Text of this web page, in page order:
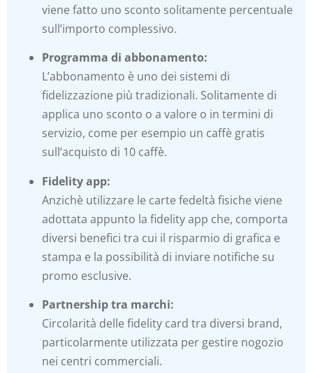
viene fatto uno sconto solitamente percentuale
sull’importo complessivo.
Programma di abbonamento:
L’abbonamento è uno dei sistemi di
fidelizzazione più tradizionali. Solitamente di
applica uno sconto o a valore o in termini di
servizio, come per esempio un caffè gratis
sull’acquisto di 10 caffè.
Fidelity app:
Anzichè utilizzare le carte fedeltà fisiche viene
adottata appunto la fidelity app che, comporta
diversi benefici tra cui il risparmio di grafica e
stampa e la possibilità di inviare notifiche su
promo esclusive.
Partnership tra marchi:
Circolarità delle fidelity card tra diversi brand,
particolarmente utilizzata per gestire nogozio
nei centri commerciali.